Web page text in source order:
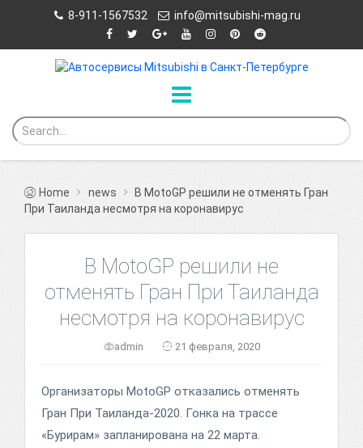
8-911-1567532 info@mitsubishi-mag.ru
Home news
В MotoGP решили не отменять Гран
При Таиланда несмотря на коронавирус
В MotoGP решили не
отменять Гран При Таиланда
несмотря на коронавирус
admin 21 февраля, 2020
Организаторы MotoGP отказались отменять
Гран При Таиланда-2020. Гонка на трассе
«Бурирам» запланирована на 22 марта.